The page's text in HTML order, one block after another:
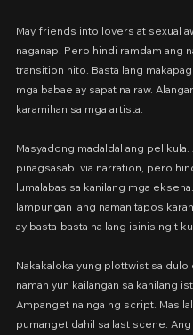
May friends into lovers at sexual
naganap. Pero hindi ramdam ang
transition nito. Basta lang
mga babae ay sapat na raw.
karamihan sa mga artista.
Masyadong madaldal ang pelikula.
pinagsasabi via narration, pero
lumalabas sa kanilang mga
lampungan lang naman tapos
ay basta-basta na lang isinisingit
Nakakaloka yung plottwist sa dulo
naman yun kailangan sa kanilang
Ampanget na nga ng script. Mas
pumanget dahil sa last scene.